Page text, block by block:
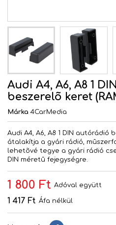
Audi A4, A6, A8 1
beszerelõ keret
Márka 4CarMedia
Audi A4, A6, A8 1 DIN
átalakítja a gyári rádió,
lehetõvé tegye a gyári rádió
DIN méretû fejegységre.
1 800 Ft Adóval együtt
1 417 Ft Áfa nélkül